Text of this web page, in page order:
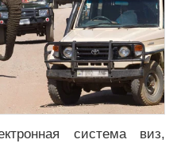
система виз,